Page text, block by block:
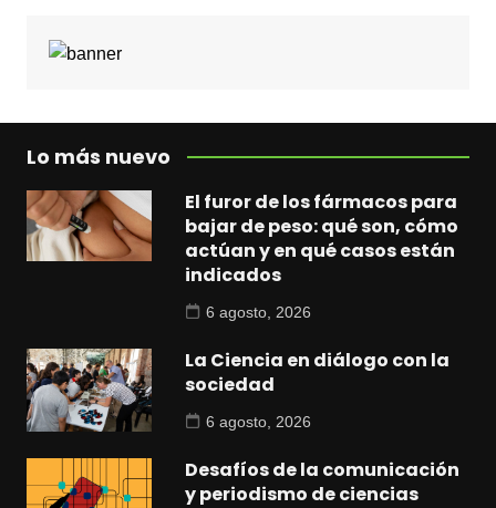
Lo más nuevo
El furor de los fármacos para
bajar de peso: qué son, cómo
actúan y en qué casos están
indicados
6 agosto, 2026
La Ciencia en diálogo con la
sociedad
6 agosto, 2026
Desafíos de la comunicación
y periodismo de ciencias